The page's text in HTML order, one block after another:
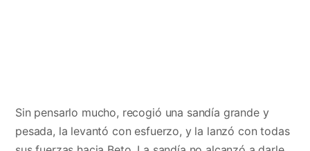
Sin pensarlo mucho, recogió una sandía grande y
pesada, la levantó con esfuerzo, y la lanzó con todas